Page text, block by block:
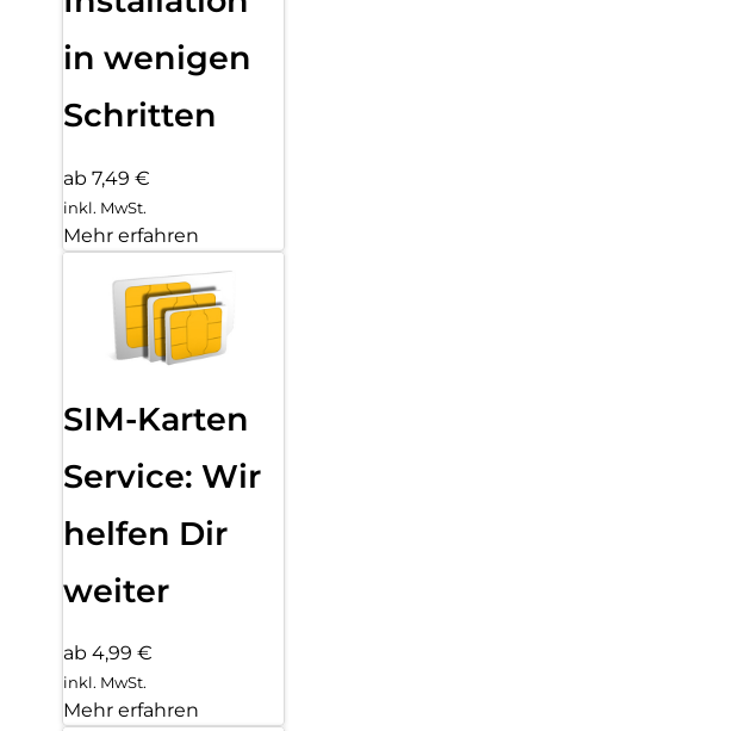
in wenigen
Schritten
ab 7,49 €
inkl. MwSt.
Mehr erfahren
SIM-Karten
Service: Wir
helfen Dir
weiter
ab 4,99 €
inkl. MwSt.
Mehr erfahren